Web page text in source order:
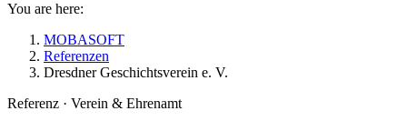
You are here:
MOBASOFT
Referenzen
Dresdner Geschichtsverein e. V.
Referenz · Verein & Ehrenamt